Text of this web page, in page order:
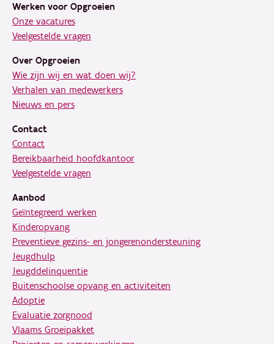
Werken voor Opgroeien
Onze vacatures
Veelgestelde vragen
Over Opgroeien
Wie zijn wij en wat doen wij?
Verhalen van medewerkers
Nieuws en pers
Contact
Contact
Bereikbaarheid hoofdkantoor
Veelgestelde vragen
Aanbod
Geïntegreerd werken
Kinderopvang
Preventieve gezins- en jongerenondersteuning
Jeugdhulp
Jeugddelinquentie
Buitenschoolse opvang en activiteiten
Adoptie
Evaluatie zorgnood
Vlaams Groeipakket